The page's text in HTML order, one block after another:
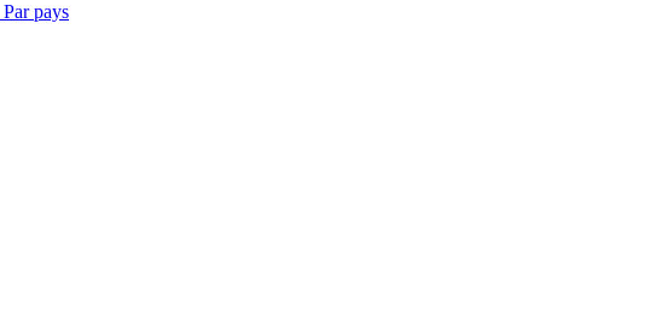
Par pays